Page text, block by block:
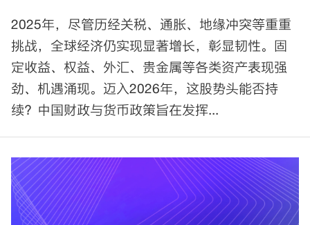
2025年，尽管历经关税、通胀、地缘冲突等重重
挑战，全球经济仍实现显著增长，彰显韧性。固
定收益、权益、外汇、贵金属等各类资产表现强
劲、机遇涌现。迈入2026年，这股势头能否持
续？中国财政与货币政策旨在发挥...